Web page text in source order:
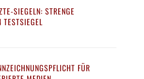
SIEGELN: STRENGE
TESTSIEGEL
FÜR